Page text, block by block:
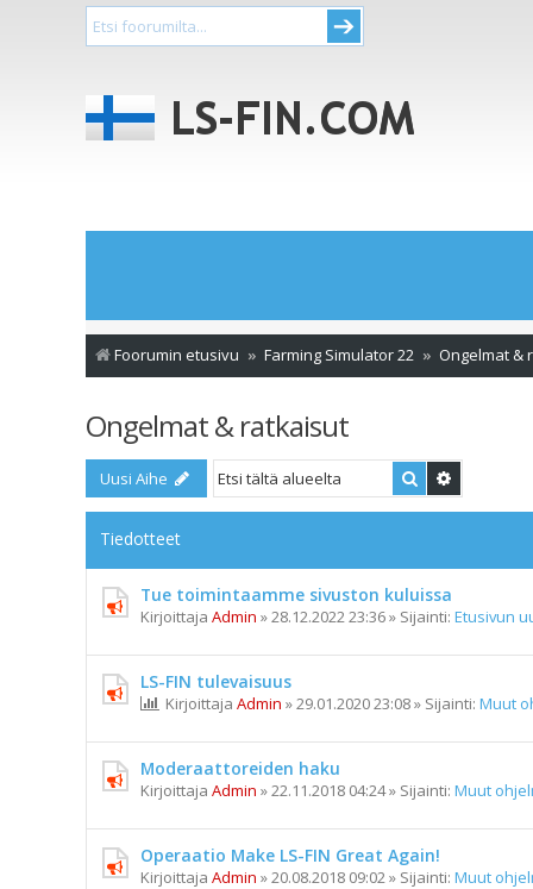
Foorumin etusivu Farming Simulator 22 Ongelmat &
Ongelmat & ratkaisut
Uusi Aihe Etsi
Tiedotteet
Tue toimintaamme sivuston kuluissa
Kirjoittaja Admin »28.12.2022 23:36» Sijainti: Etusivun
LS-FIN tulevaisuus
Kirjoittaja Admin »29.01.2020 23:08» Sijainti: Muut
Moderaattoreiden haku
Kirjoittaja Admin »22.11.2018 04:24» Sijainti: Muut
Operaatio Make LS-FIN Great Again!
Kirjoittaja Admin »20.08.2018 09:02» Sijainti: Muut